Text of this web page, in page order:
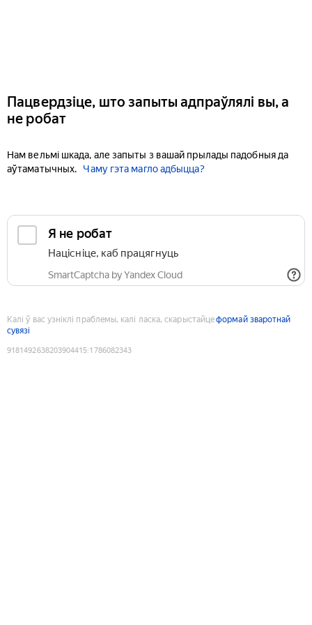
Пацвердзіце, што запыты адпраўлялі вы, а
не робат
Нам вельмі шкада, але запыты з вашай прылады падобныя да
аўтаматычных.
Чаму гэта магло адбыцца?
Я не робат
Націсніце, каб працягнуць
SmartCaptcha by Yandex Cloud
Калі ў вас узніклі праблемы, калі ласка, скарыстайцеформай зваротнай
сувязі
9181492638203904415:1786082343